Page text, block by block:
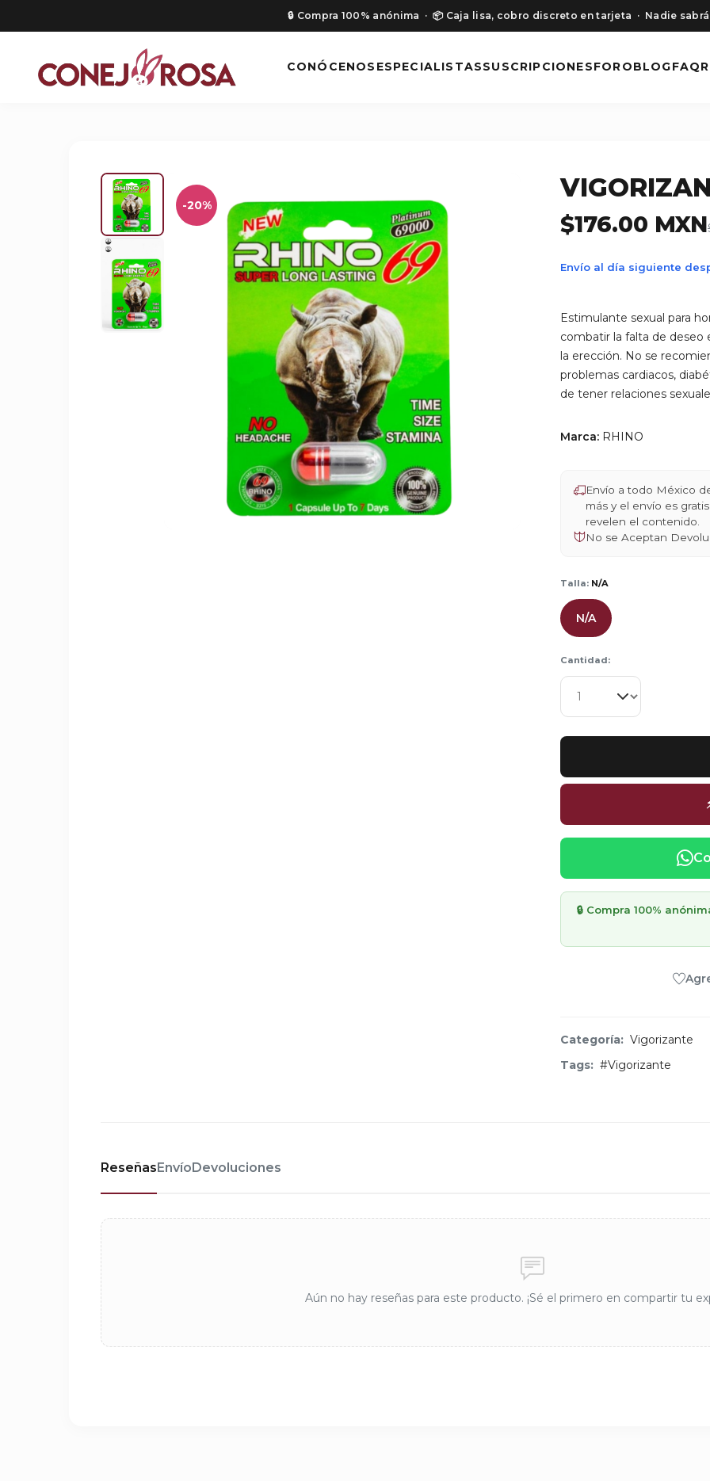
🔒 Compra 100% anónima · 📦 Caja lisa, cobro discreto en tarjeta · Nadie
CONÓCENOS ESPECIALISTASSUSCRIPCIONESFOROBLOGFAQ
-20%
$176.00 MXN
Envío al día siguiente
Estimulante sexual para
combatir la falta de deseo
la erección. No se
problemas cardiacos,
de tener relaciones
Marca: RHINO
Envío a todo México
más y el envío es
revelen el contenido.
No se Aceptan
Talla: N/A
N/A
Cantidad:
🔒 Compra 100%
Categoría: Vigorizante
Tags: #Vigorizante
ReseñasEnvíoDevoluciones
Aún no hay reseñas para este producto. ¡Sé el primero en compartir tu